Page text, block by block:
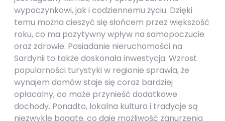
wypoczynkowi, jak i codziennemu życiu. Dzięki
temu można cieszyć się słońcem przez większość
roku, co ma pozytywny wpływ na samopoczucie
oraz zdrowie. Posiadanie nieruchomości na
Sardynii to także doskonała inwestycja. Wzrost
popularności turystyki w regionie sprawia, że
wynajem domów staje się coraz bardziej
opłacalny, co może przynieść dodatkowe
dochody. Ponadto, lokalna kultura i tradycje są
niezwykle bogate, co daje możliwość zanurzenia